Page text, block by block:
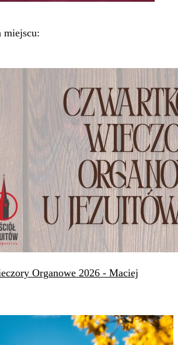
miejscu:
Organowe 2026 - Maciej